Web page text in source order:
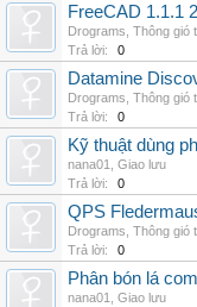
FreeCAD 1.1.1 2
Drograms Thông gió
Trả lời:
0
Datamine
Drograms Thông gió
Trả lời:
0
Kỹ thuật dùng
nana01
Giao lưu
Trả lời:
0
QPS
Drograms Thông gió
Trả lời:
0
Phân bón lá
nana01
Giao lưu